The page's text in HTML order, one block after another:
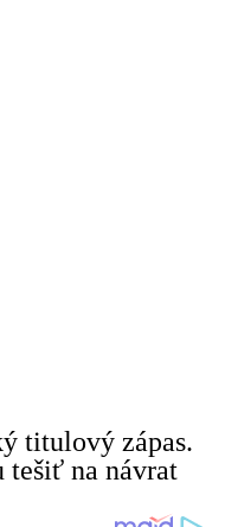
titulový zápas.
tešiť na návrat